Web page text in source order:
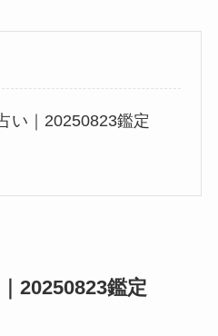
い｜20250823鑑定
20250823鑑定